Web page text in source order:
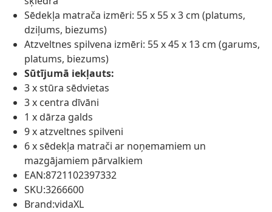
Sēdekļa matrača izmēri: 55 x 55 x 3 cm (platums,
dziļums, biezums)
Atzveltnes spilvena izmēri: 55 x 45 x 13 cm (garums,
platums, biezums)
Sūtījumā iekļauts:
3 x stūra sēdvietas
3 x centra dīvāni
1 x dārza galds
9 x atzveltnes spilveni
6 x sēdekļa matrači ar noņemamiem un
mazgājamiem pārvalkiem
EAN:8721102397332
SKU:3266600
Brand:vidaXL